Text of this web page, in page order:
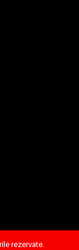
rezervate.